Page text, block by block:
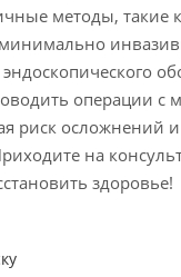
методы, такие
операции
риск осложнений и
на
здоровье!